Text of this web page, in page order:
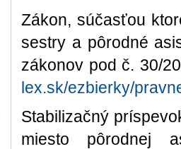
​​Zákon, súčasťou
sestry a pôrodné
zákonov pod č. 30/
lex.sk/ezbierky/
Stabilizačný
miesto pôrodnej